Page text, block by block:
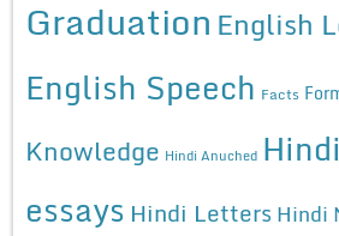
Graduation English
English Speech Facts
Knowledge Hindi Anuched
essays Hindi Letters Hindi